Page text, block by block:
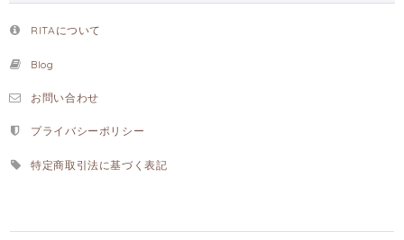
RITAについて
Blog
お問い合わせ
プライバシーポリシー
特定商取引法に基づく表記